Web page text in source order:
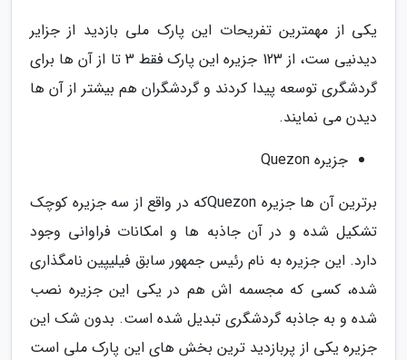
یکی از مهمترین تفریحات این پارک ملی بازدید از جزایر
دیدنیی ست، از 123 جزیره این پارک فقط 3 تا از آن ها برای
گردشگری توسعه پیدا کردند و گردشگران هم بیشتر از آن ها
دیدن می نمایند.
جزیره Quezon
برترین آن ها جزیره Quezonکه در واقع از سه جزیره کوچک
تشکیل شده و در آن جاذبه ها و امکانات فراوانی وجود
دارد. این جزیره به نام رئیس جمهور سابق فیلیپین نامگذاری
شده، کسی که مجسمه اش هم در یکی این جزیره نصب
شده و به جاذبه گردشگری تبدیل شده است. بدون شک این
جزیره یکی از پربازدید ترین بخش های این پارک ملی است